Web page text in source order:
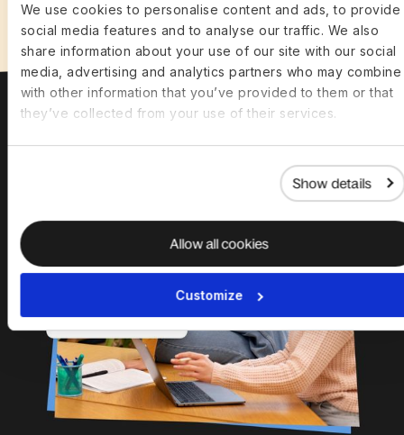
We use cookies to personalise content and ads, to provide
social media features and to analyse our traffic. We also
share information about your use of our site with our social
media, advertising and analytics partners who may combine
with other information that you’ve provided to them or that
they’ve collected from your use of their services.
Show details
Allow all cookies
Customize